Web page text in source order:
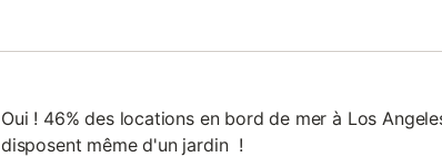
Oui ! 46% des locations en bord de mer à Los
disposent même d'un jardin !